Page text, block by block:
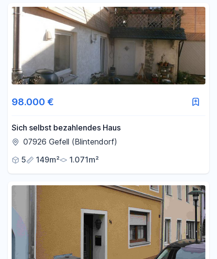
98.000 €
Sich selbst bezahlendes Haus
07926 Gefell (Blintendorf)
5
149m² 1.071m²